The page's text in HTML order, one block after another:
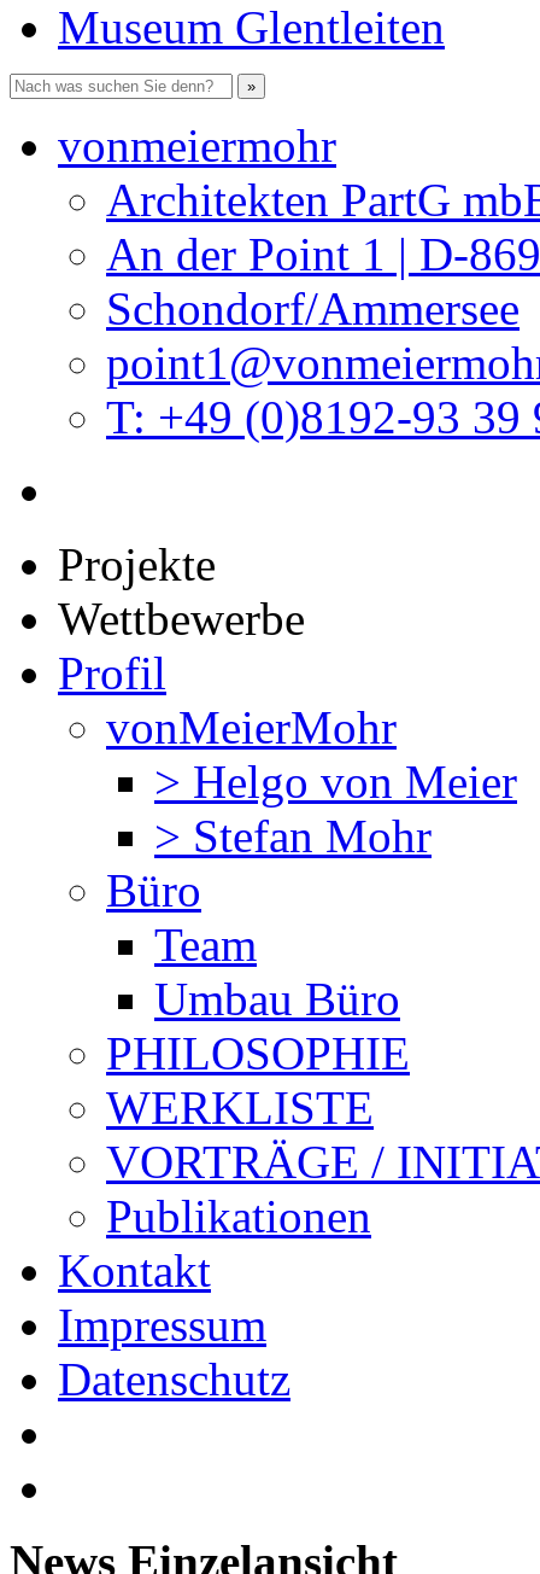
Museum Glentleiten
vonmeiermohr
Architekten PartG
An der Point 1 | D-
Schondorf/Ammersee
T: +49 (0)8192-93 39
Projekte
Wettbewerbe
Profil
vonMeierMohr
> Helgo von Meier
> Stefan Mohr
Büro
Team
Umbau Büro
PHILOSOPHIE
WERKLISTE
VORTRÄGE /
Publikationen
Kontakt
Impressum
Datenschutz
News Einzelansicht